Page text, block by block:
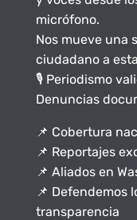
micrófono.
Nos mueve una
ciudadano a
🎙️ Periodismo
Denuncias
📌 Cobertura
📌 Reportajes
📌 Aliados en
📌 Defendemos
transparencia